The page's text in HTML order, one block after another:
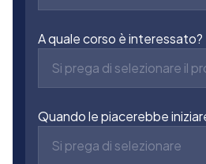
A quale corso è interessato?
Si prega di selezionare il
Quando le piacerebbe
Si prega di selezionare